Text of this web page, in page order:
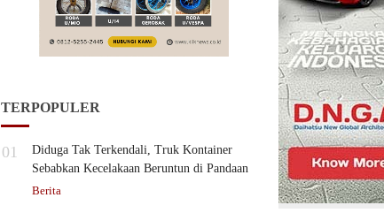
TERPOPULER
01
Diduga Tak Terkendali, Truk Kontainer
Sebabkan Kecelakaan Beruntun di Pandaan
Berita